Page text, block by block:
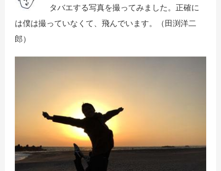
タバエする写真を撮ってみました。 正確に
は僕は撮っていなくて、飛んでいます。（田渕洋二
郎）